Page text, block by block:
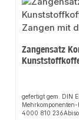
Zangensatz
gefertigt gem. DIN
4000 810